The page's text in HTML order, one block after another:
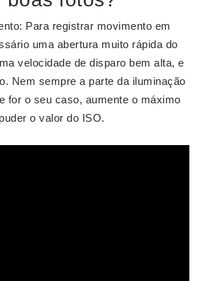
Para registrar movimento em
uma abertura muito rápida do
velocidade de disparo bem alta, e
Nem sempre a parte da iluminação
for o seu caso, aumente o máximo
o valor do ISO.